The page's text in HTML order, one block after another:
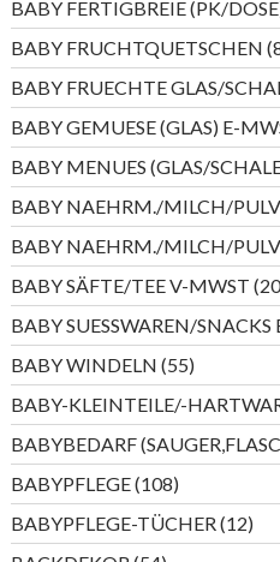
BABY FERTIGBREIE (PK/
BABY FRUCHTQUETSCHEN
BABY FRUECHTE GLAS/
BABY GEMUESE (GLAS) E-
BABY MENUES (GLAS/
BABY NAEHRM./MILCH/
BABY NAEHRM./MILCH/
BABY SÄFTE/TEE V-MWST 20
BABY SUESSWAREN/SNACKS
BABY WINDELN 5555
Produkte
BABY-KLEINTEILE/-
BABYBEDARF
BABYPFLEGE 108108
Produkte
BABYPFLEGE-TÜCHER 1212